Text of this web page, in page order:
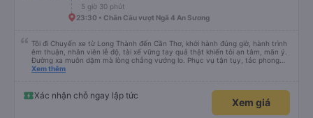
5 giờ 30 phút
23:30 • Chân Cầu vượt Ngã 4 An Sương
Tôi đi Chuyến xe từ Long Thành đến Cần Thơ, khởi hành đúng giờ, hành trình
êm thuận, nhân viên lễ độ, tài xế vững tay quả thật khiến tôi an tâm, mãn ý.
Đường xa muôn dặm mà lòng chẳng vướng lo. Phục vụ tận tụy, tác phong
nghiêm cẩn, hiếm thấy giữa thời buổi kim tiền vội vã. Xã hội loạn đạo. Xin gửi
Xem thêm
Xác nhận chỗ ngay lập tức
Xem giá